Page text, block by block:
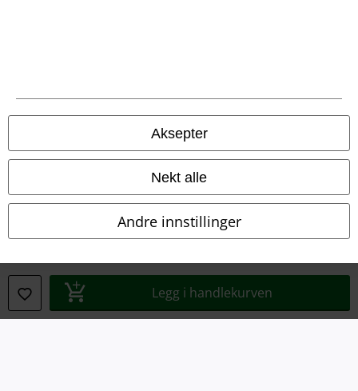
Aksepter
Nekt alle
Andre innstillinger
Legg i handlekurven
Juridisk informasjon/Vilkår
Avfallshåndtering og miljøbeskyttelse
Samsvarserklæring